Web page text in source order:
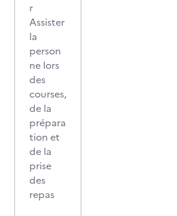
r
Assister
la
person
ne lors
des
courses,
de la
prépara
tion et
de la
prise
des
repas